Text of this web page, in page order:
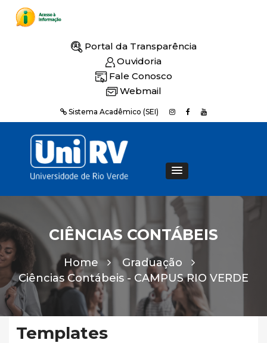
Portal da Transparência
Ouvidoria
Fale Conosco
Webmail
Sistema Acadêmico (SEI)
CIÊNCIAS CONTÁBEIS
Home
Graduação
Ciências Contábeis - CAMPUS RIO VERDE
Templates